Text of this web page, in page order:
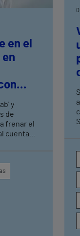
en el
y
de
frenar el